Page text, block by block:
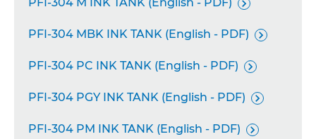

PFI-304 MBK INK TANK (English - PDF) 
PFI-304 PC INK TANK (English - PDF) 
PFI-304 PGY INK TANK (English - PDF) 
PFI-304 PM INK TANK (English - PDF) 